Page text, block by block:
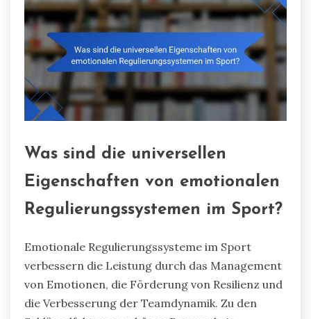
Was sind die universellen
Eigenschaften von emotionalen
Regulierungssystemen im Sport?
Emotionale Regulierungssysteme im Sport
verbessern die Leistung durch das Management
von Emotionen, die Förderung von Resilienz und
die Verbesserung der Teamdynamik. Zu den